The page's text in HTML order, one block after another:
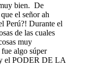
bien. De
el señor ah
Perú?! Durante el
de las cuales
muy
algo súper
el PODER DE LA